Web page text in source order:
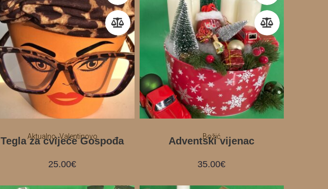
Aktualno,Valentinovo
Tegla za cvijeće Gospođa
25.00€
Božić
Adventski vijenac
35.00€